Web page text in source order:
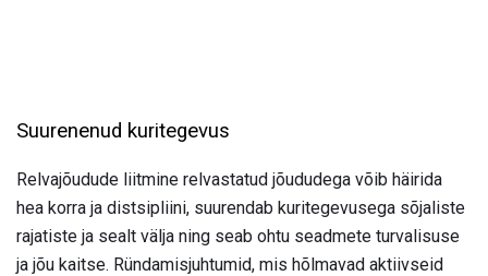
Suurenenud kuritegevus
Relvajõudude liitmine relvastatud jõududega võib häirida
hea korra ja distsipliini, suurendab kuritegevusega sõjaliste
rajatiste ja sealt välja ning seab ohtu seadmete turvalisuse
ja jõu kaitse. Ründamisjuhtumid, mis hõlmavad aktiivseid